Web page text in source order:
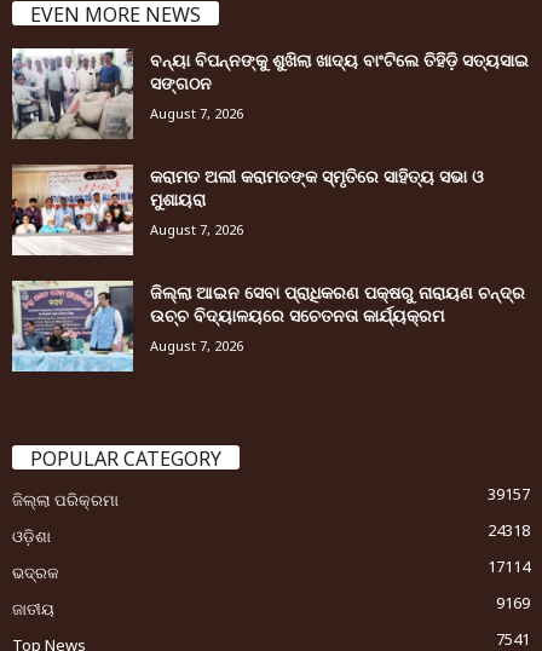
EVEN MORE NEWS
ବନ୍ୟା ବିପନ୍ନଙ୍କୁ ଶୁଖିଲା ଖାଦ୍ୟ ବାଂଟିଲେ ତିହିଡି଼ ସତ୍ୟସାଇ
ସଙ୍ଗଠନ
August 7, 2026
କରାମତ ଅଲୀ କରାମତଙ୍କ ସ୍ମୃତିରେ ସାହିତ୍ୟ ସଭା ଓ
ମୁଶାୟରା
August 7, 2026
ଜିଲ୍ଲା ଆଇନ ସେବା ପ୍ରାଧିକରଣ ପକ୍ଷରୁ ନାରାୟଣ ଚନ୍ଦ୍ର
ଉଚ୍ଚ ବିଦ୍ୟାଳୟରେ ସଚେତନତା କାର୍ଯ୍ୟକ୍ରମ
August 7, 2026
POPULAR CATEGORY
ଜିଲ୍ଲା ପରିକ୍ରମା
39157
ଓଡ଼ିଶା
24318
ଭଦ୍ରକ
17114
ଜାତୀୟ
9169
Top News
7541